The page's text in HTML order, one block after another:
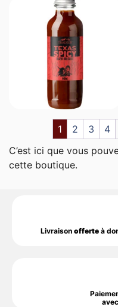
1 2 3 4
C’est ici que vous
cette boutique.
Livraison offerte à